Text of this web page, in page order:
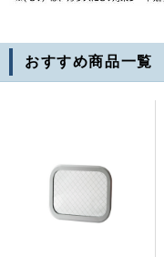
おすすめ商品一覧